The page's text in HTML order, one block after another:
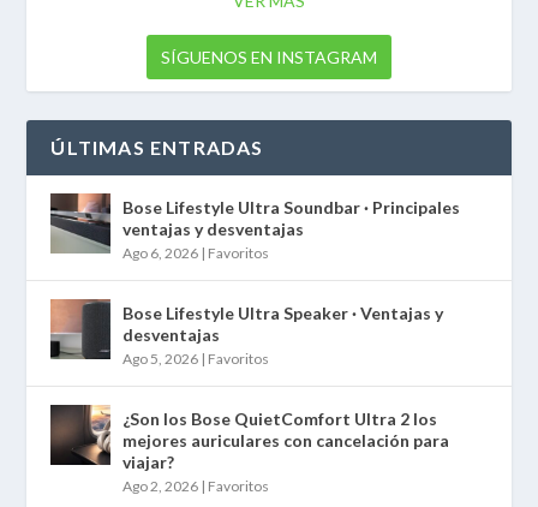
SÍGUENOS EN INSTAGRAM
ÚLTIMAS ENTRADAS
Bose Lifestyle Ultra Soundbar · Principales
ventajas y desventajas
Ago 6, 2026 | Favoritos
Bose Lifestyle Ultra Speaker · Ventajas y
desventajas
Ago 5, 2026 | Favoritos
¿Son los Bose QuietComfort Ultra 2 los
mejores auriculares con cancelación para
viajar?
Ago 2, 2026 | Favoritos